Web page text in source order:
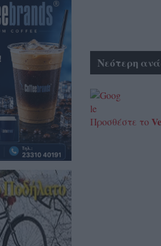
Νεότερη
Προσθέστε το